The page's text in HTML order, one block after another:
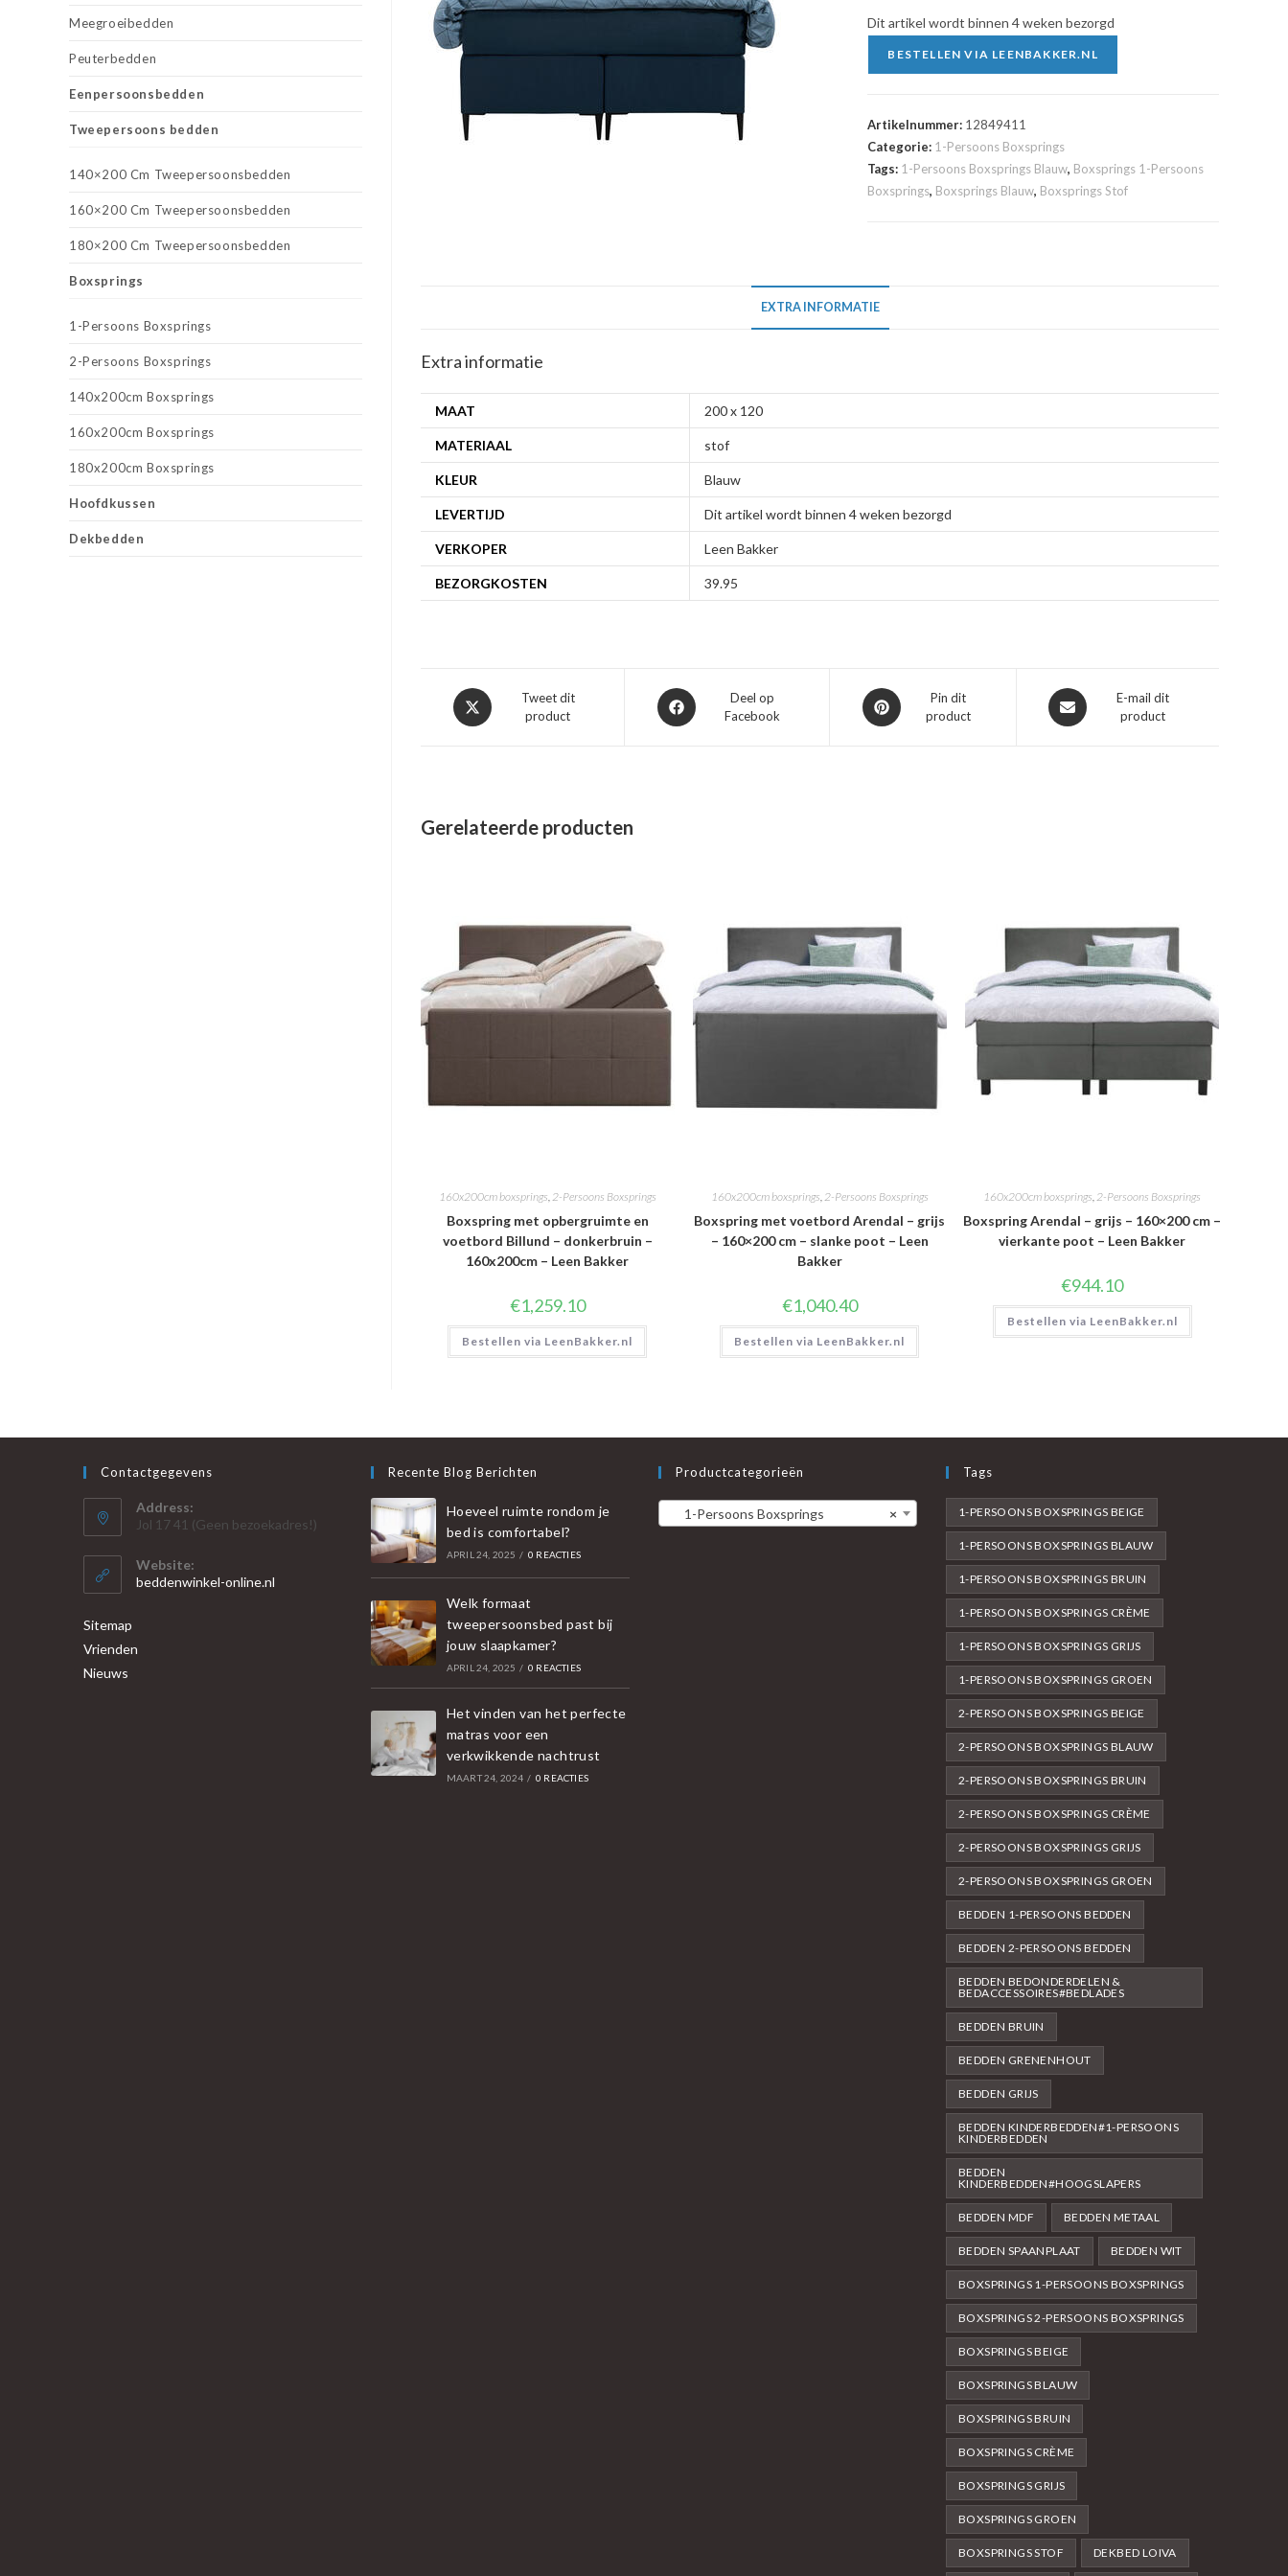
Dit artikel wordt binnen 4 weken bezorgd
BESTELLEN VIA LEENBAKKER.NL
Artikelnummer: 12849411
Categorie: 1-Persoons Boxsprings
Tags: 1-Persoons Boxsprings Blauw, Boxsprings 1-Persoons
Boxsprings, Boxsprings Blauw, Boxsprings Stof
EXTRA INFORMATIE
Extra informatie
MAAT 200 x 120
MATERIAAL stof
KLEUR Blauw
LEVERTIJD Dit artikel wordt binnen 4 weken bezorgd
VERKOPER Leen Bakker
BEZORGKOSTEN 39.95
Opent
in
Tweet dit
product
Opent
in
Deel op
Facebook
Opent
in
Pin dit
product
Opent
in
E-mail dit
product
Gerelateerde producten
160x200cm boxsprings,2-Persoons Boxsprings
Boxspring met opbergruimte en
voetbord Billund – donkerbruin –
160x200cm – Leen Bakker
€1,259.10
Bestellen via LeenBakker.nl
160x200cm boxsprings,2-Persoons Boxsprings
Boxspring met voetbord Arendal – grijs
– 160×200 cm – slanke poot – Leen
Bakker
€1,040.40
Bestellen via LeenBakker.nl
160x200cm boxsprings,2-Persoons Boxsprings
Boxspring Arendal – grijs – 160×200 cm –
vierkante poot – Leen Bakker
€944.10
Bestellen via LeenBakker.nl
Meegroeibedden
Peuterbedden
Eenpersoonsbedden
Tweepersoons bedden
140×200 Cm Tweepersoonsbedden
160×200 Cm Tweepersoonsbedden
180×200 Cm Tweepersoonsbedden
Boxsprings
1-Persoons Boxsprings
2-Persoons Boxsprings
140x200cm Boxsprings
160x200cm Boxsprings
180x200cm Boxsprings
Hoofdkussen
Dekbedden
Contactgegevens
Address:
Jol 17 41 (Geen bezoekadres!)
Website:
beddenwinkel-online.nl
Sitemap
Vrienden
Nieuws
Recente Blog Berichten
Hoeveel ruimte rondom je
bed is comfortabel?
APRIL 24, 2025 / 0 REACTIES
Welk formaat
tweepersoonsbed past bij
jouw slaapkamer?
APRIL 24, 2025 / 0 REACTIES
Het vinden van het perfecte
matras voor een
verkwikkende nachtrust
MAART 24, 2024 / 0 REACTIES
Productcategorieën
×
1-Persoons Boxsprings
Tags
1-PERSOONS BOXSPRINGS BEIGE
1-PERSOONS BOXSPRINGS BLAUW
1-PERSOONS BOXSPRINGS BRUIN
1-PERSOONS BOXSPRINGS CRÈME
1-PERSOONS BOXSPRINGS GRIJS
1-PERSOONS BOXSPRINGS GROEN
2-PERSOONS BOXSPRINGS BEIGE
2-PERSOONS BOXSPRINGS BLAUW
2-PERSOONS BOXSPRINGS BRUIN
2-PERSOONS BOXSPRINGS CRÈME
2-PERSOONS BOXSPRINGS GRIJS
2-PERSOONS BOXSPRINGS GROEN
BEDDEN 1-PERSOONS BEDDEN
BEDDEN 2-PERSOONS BEDDEN
BEDDEN BEDONDERDELEN &
BEDACCESSOIRES#BEDLADES
BEDDEN BRUIN
BEDDEN GRENENHOUT
BEDDEN GRIJS
BEDDEN KINDERBEDDEN#1-PERSOONS
KINDERBEDDEN
BEDDEN
KINDERBEDDEN#HOOGSLAPERS
BEDDEN MDF BEDDEN METAAL
BEDDEN SPAANPLAAT BEDDEN WIT
BOXSPRINGS 1-PERSOONS BOXSPRINGS
BOXSPRINGS 2-PERSOONS BOXSPRINGS
BOXSPRINGS BEIGE
BOXSPRINGS BLAUW
BOXSPRINGS BRUIN
BOXSPRINGS CRÈME
BOXSPRINGS GRIJS
BOXSPRINGS GROEN
BOXSPRINGS STOF DEKBED LOIVA